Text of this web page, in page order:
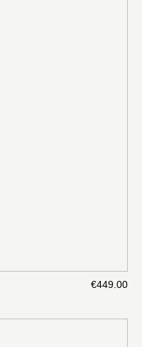
€449.00